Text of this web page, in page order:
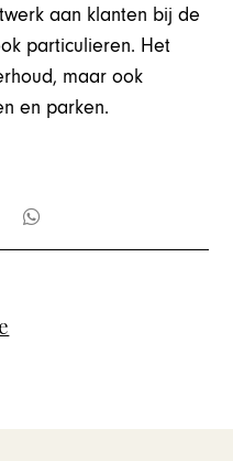
aan klanten bij de
particulieren. Het
maar ook
en parken.